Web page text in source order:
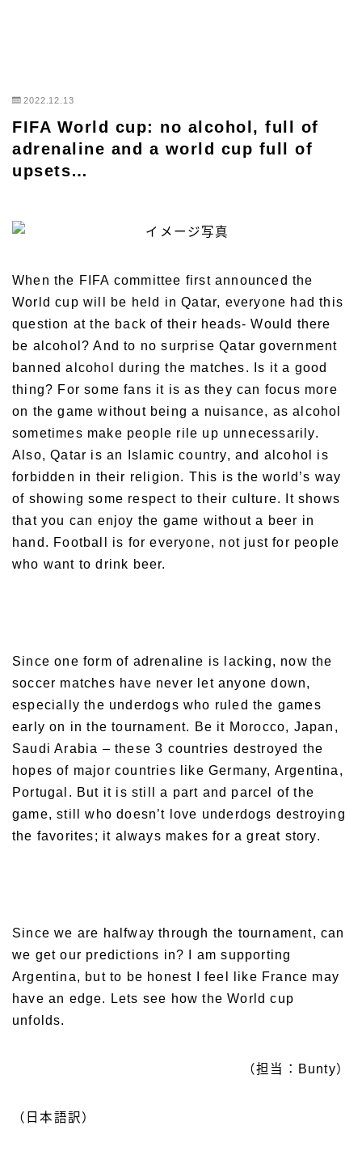
2022.12.13
FIFA World cup: no alcohol, full of
adrenaline and a world cup full of
upsets…
When the FIFA committee first announced the
World cup will be held in Qatar, everyone had this
question at the back of their heads- Would there
be alcohol? And to no surprise Qatar government
banned alcohol during the matches. Is it a good
thing? For some fans it is as they can focus more
on the game without being a nuisance, as alcohol
sometimes make people rile up unnecessarily.
Also,Qatar is an Islamic country, and alcohol is
forbidden in their religion. This is the world’s way
of showing some respect to their culture. It shows
that you can enjoy the game without a beer in
hand. Football is for everyone, not just for people
who want to drink beer.
Since one form of adrenaline is lacking, now the
soccer matches have never let anyone down,
especially the underdogs who ruled the games
early on in the tournament. Be it Morocco, Japan,
Saudi Arabia – these 3 countries destroyed the
hopes of major countries like Germany, Argentina,
Portugal. But it is still a part and parcel of the
game, still who doesn’t love underdogs destroying
the favorites; it always makes for a great story.
Since we are halfway through the tournament, can
we get our predictions in? I am supporting
Argentina, but to be honest I feel like France may
have an edge. Lets see how the World cup
unfolds.
（担当：Bunty）
（日本語訳）